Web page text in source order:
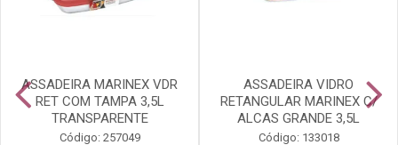
ASSADEIRA MARINEX VDR
RET COM TAMPA 3,5L
TRANSPARENTE
Código: 257049
ASSADEIRA VIDRO
RETANGULAR MARINEX C/
ALCAS GRANDE 3,5L
Código: 133018